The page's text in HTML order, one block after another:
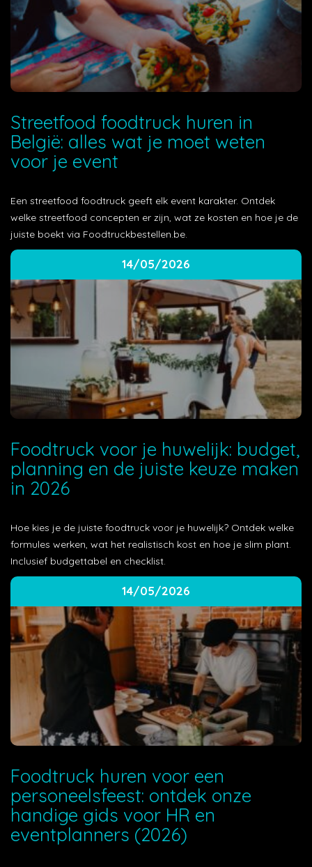
Streetfood foodtruck huren in
België: alles wat je moet weten
voor je event
Een streetfood foodtruck geeft elk event karakter. Ontdek
welke streetfood concepten er zijn, wat ze kosten en hoe je de
juiste boekt via Foodtruckbestellen.be.
14/05/2026
Foodtruck voor je huwelijk: budget,
planning en de juiste keuze maken
in 2026
Hoe kies je de juiste foodtruck voor je huwelijk? Ontdek welke
formules werken, wat het realistisch kost en hoe je slim plant.
Inclusief budgettabel en checklist.
14/05/2026
Foodtruck huren voor een
personeelsfeest: ontdek onze
handige gids voor HR en
eventplanners (2026)